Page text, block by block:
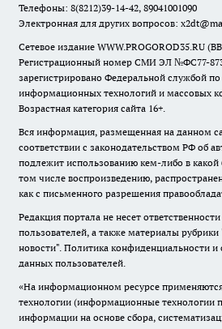
Телефоны: 8(8212)39-14-42, 89041001090
Электронная для других вопросов:
Сетевое издание WWW.PROGOROD35.RU
Регистрационный номер СМИ ЭЛ №ФС77-
зарегистрировано Федеральной службой
информационных технологий и массовых
Возрастная категория сайта 16+.
Вся информация, размещенная на данном
соответствии с законодательством РФ об
подлежит использованию кем-либо в
том числе воспроизведению,
как с письменного разрешения
Редакция портала не несет
пользователей, а также материалы
новости". Политика конфиденциальности и
данных пользователей.
«На информационном ресурсе
технологии (информационные технологии
информации на основе сбора,